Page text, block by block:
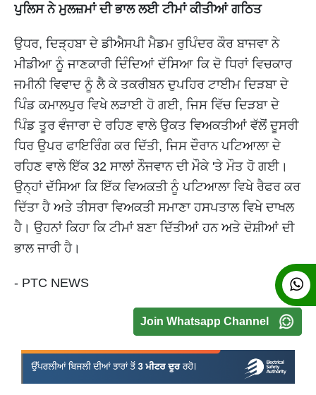
ਪੁਲਿਸ ਨੇ ਮੁਲਜ਼ਮਾਂ ਦੀ ਭਾਲ ਲਈ ਟੀਮਾਂ ਕੀਤੀਆਂ ਗਠਿਤ
ਉਧਰ, ਦਿੜ੍ਹਬਾ ਦੇ ਡੀਐਸਪੀ ਮੈਡਮ ਰੁਪਿੰਦਰ ਕੌਰ ਬਾਜਵਾ ਨੇ
ਮੀਡੀਆ ਨੂੰ ਜਾਣਕਾਰੀ ਦਿੰਦਿਆਂ ਦੱਸਿਆ ਕਿ ਦੋ ਧਿਰਾਂ ਵਿਚਕਾਰ
ਜਮੀਨੀ ਵਿਵਾਦ ਨੂੰ ਲੈ ਕੇ ਤਕਰੀਬਨ ਦੁਪਹਿਰ ਟਾਈਮ ਦਿੜਬਾ ਦੇ
ਪਿੰਡ ਕਮਾਲਪੁਰ ਵਿਖੇ ਲੜਾਈ ਹੋ ਗਈ, ਜਿਸ ਵਿੱਚ ਦਿੜਬਾ ਦੇ
ਪਿੰਡ ਤੂਰ ਵੰਜਾਰਾ ਦੇ ਰਹਿਣ ਵਾਲੇ ਉਕਤ ਵਿਅਕਤੀਆਂ ਵੱਲੋਂ ਦੂਸਰੀ
ਧਿਰ ਉਪਰ ਫਾਇਰਿੰਗ ਕਰ ਦਿੱਤੀ, ਜਿਸ ਦੌਰਾਨ ਪਟਿਆਲਾ ਦੇ
ਰਹਿਣ ਵਾਲੇ ਇੱਕ 32 ਸਾਲਾਂ ਨੌਜਵਾਨ ਦੀ ਮੌਕੇ 'ਤੇ ਮੌਤ ਹੋ ਗਈ।
ਉਨ੍ਹਾਂ ਦੱਸਿਆ ਕਿ ਇੱਕ ਵਿਅਕਤੀ ਨੂੰ ਪਟਿਆਲਾ ਵਿਖੇ ਰੈਫਰ ਕਰ
ਦਿੱਤਾ ਹੈ ਅਤੇ ਤੀਸਰਾ ਵਿਅਕਤੀ ਸਮਾਣਾ ਹਸਪਤਾਲ ਵਿਖੇ ਦਾਖਲ
ਹੈ। ਉਹਨਾਂ ਕਿਹਾ ਕਿ ਟੀਮਾਂ ਬਣਾ ਦਿੱਤੀਆਂ ਹਨ ਅਤੇ ਦੋਸ਼ੀਆਂ ਦੀ
ਭਾਲ ਜਾਰੀ ਹੈ।
- PTC NEWS
Join Whatsapp Channel